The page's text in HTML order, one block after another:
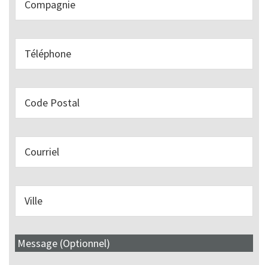
Message (Optionnel)